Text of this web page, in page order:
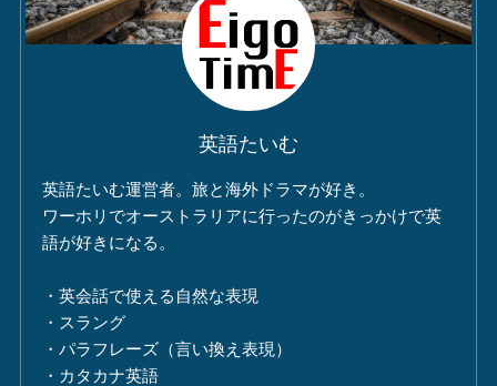
英語たいむ
英語たいむ運営者。旅と海外ドラマが好き。
ワーホリでオーストラリアに行ったのがきっかけで英
語が好きになる。
・英会話で使える自然な表現
・スラング
・パラフレーズ（言い換え表現）
・カタカナ英語